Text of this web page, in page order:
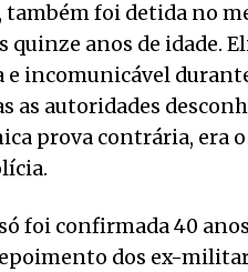
também foi detida no
quinze anos de idade.
incomunicável
as autoridades
prova contrária, era
foi confirmada 40
dos ex-